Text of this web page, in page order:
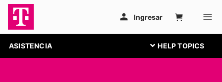
ASISTENCIA